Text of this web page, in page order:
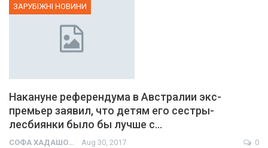
ЗАРУБІЖНІ НОВИНИ
Накануне референдума в Австралии экс-
премьер заявил, что детям его сестры-
лесбиянки было бы лучше с…
СОФА ХАДАШОТ Aug 30, 2017
0